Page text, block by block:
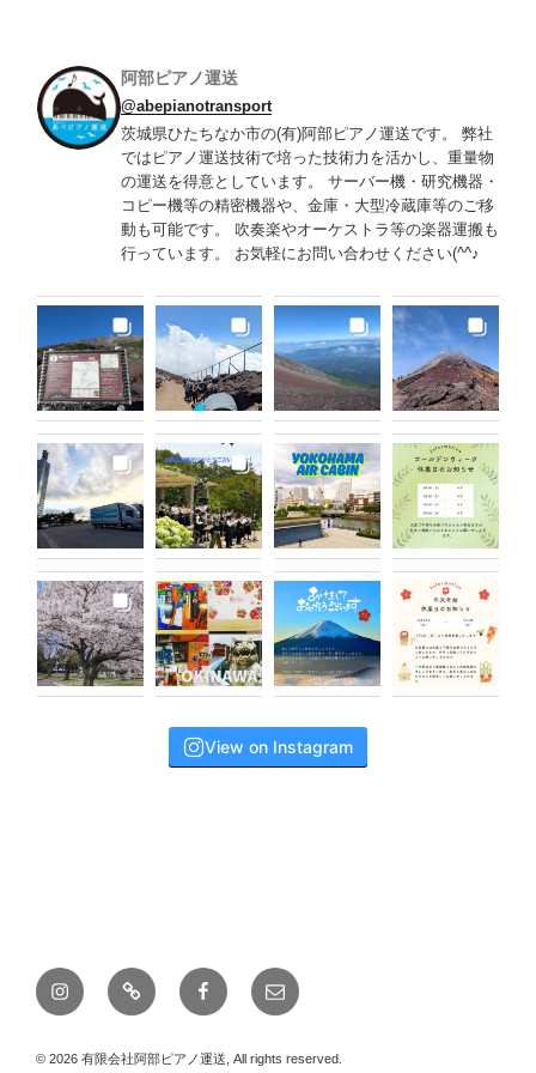
阿部ピアノ運送
@abepianotransport
茨城県ひたちなか市の(有)阿部ピアノ運送です。 弊社
ではピアノ運送技術で培った技術力を活かし、重量物
の運送を得意としています。 サーバー機・研究機器・
コピー機等の精密機器や、金庫・大型冷蔵庫等のご移
動も可能です。 吹奏楽やオーケストラ等の楽器運搬も
行っています。 お気軽にお問い合わせください(^^♪
View on Instagram
instagramline Facebook
メ
ー
© 2026 有限会社阿部ピアノ運送, All rights reserved.